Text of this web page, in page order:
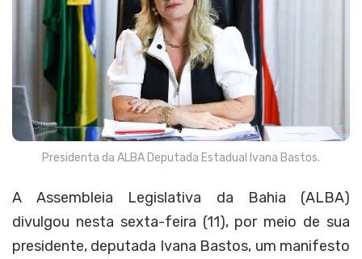
Presidenta da ALBA Deputada Estadual Ivana Bastos.
A Assembleia Legislativa da Bahia (ALBA)
divulgou nesta sexta-feira (11), por meio de sua
presidente, deputada Ivana Bastos, um manifesto